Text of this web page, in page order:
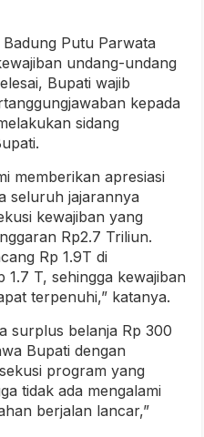
Putu Parwata
undang-undang
Bupati wajib
kepada
sidang
memberikan apresiasi
seluruh jajarannya
kewajiban yang
Rp2.7 Triliun.
Rp 1.9T di
1.7 T, sehingga kewajiban
terpenuhi,” katanya.
surplus belanja Rp 300
Bupati dengan
program yang
tidak ada mengalami
berjalan lancar,”